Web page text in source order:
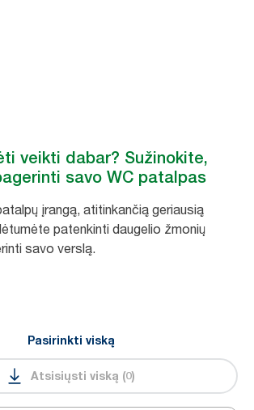
veikti dabar? Sužinokite,
savo WC patalpas
įrangą, atitinkančią geriausią
patenkinti daugelio žmonių
savo verslą.
Pasirinkti viską
Atsisiųsti viską (0)